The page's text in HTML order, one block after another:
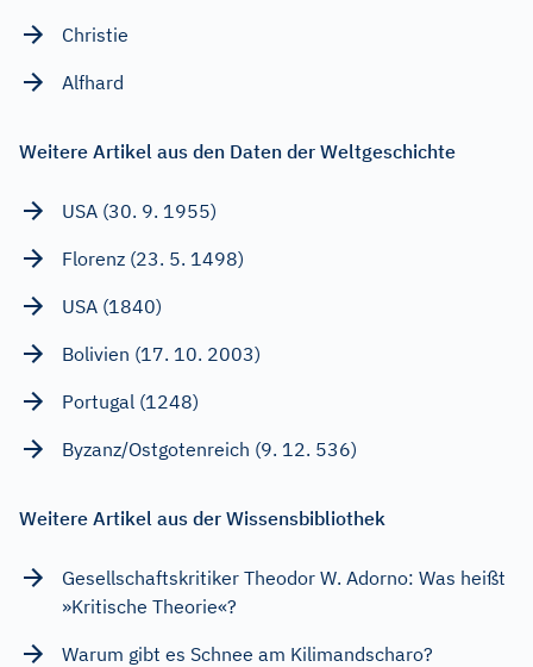
Christie
Alfhard
Weitere Artikel aus den Daten der Weltgeschichte
USA (30. 9. 1955)
Florenz (23. 5. 1498)
USA (1840)
Bolivien (17. 10. 2003)
Portugal (1248)
Byzanz/Ostgotenreich (9. 12. 536)
Weitere Artikel aus der Wissensbibliothek
Gesellschaftskritiker Theodor W. Adorno: Was heißt
»Kritische Theorie«?
Warum gibt es Schnee am Kilimandscharo?